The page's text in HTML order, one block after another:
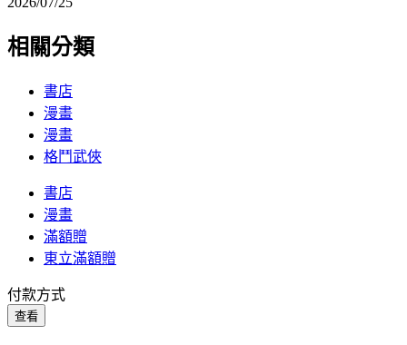
相關分類
書店
漫畫
漫畫
格鬥武俠
書店
漫畫
滿額贈
東立滿額贈
付款方式
查看